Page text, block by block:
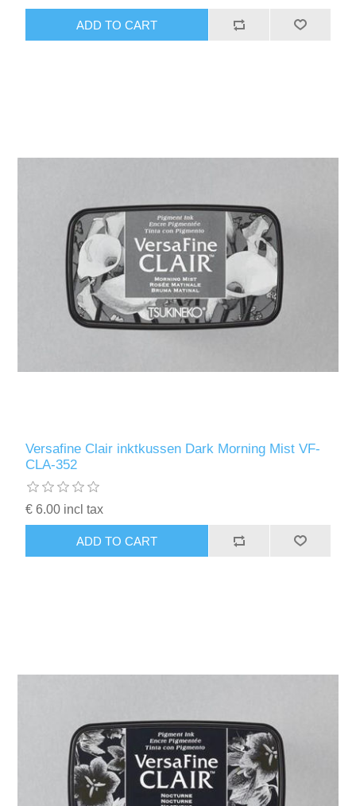
ADD TO CART
Versafine Clair inktkussen Dark Morning Mist VF-
CLA-352
€ 6.00 incl tax
ADD TO CART